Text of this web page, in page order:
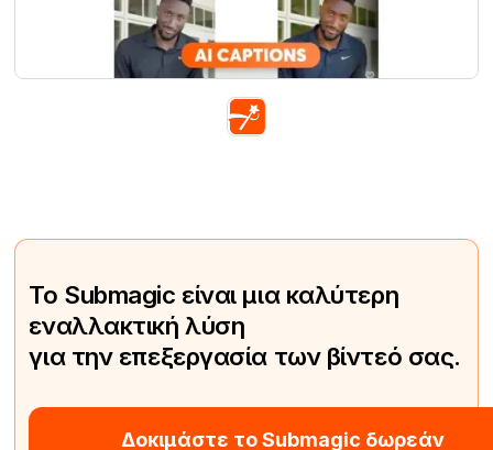
Το Submagic είναι μια καλύτερη
εναλλακτική λύση
για την επεξεργασία των βίντεό σας.
Δοκιμάστε το Submagic δωρεάν